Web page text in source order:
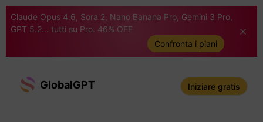
Claude Opus 4.6, Sora 2, Nano Banana Pro, Gemini 3 Pro,
GPT 5.2... tutti su Pro. 46% OFF
Confronta i piani
GlobalGPT Iniziare gratis